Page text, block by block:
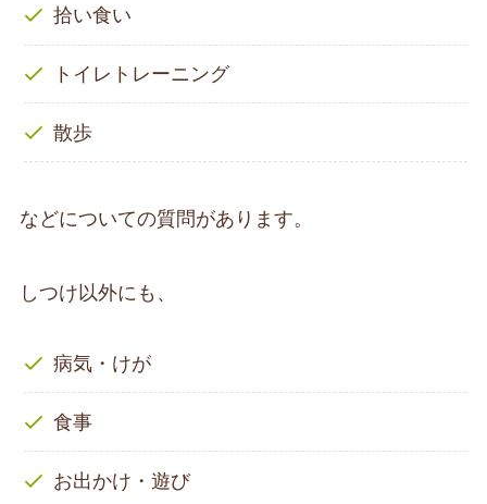
拾い食い
トイレトレーニング
散歩
などについての質問があります。
しつけ以外にも、
病気・けが
食事
お出かけ・遊び